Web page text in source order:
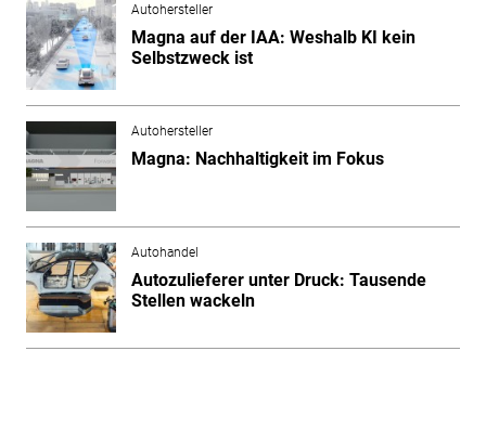
Autohersteller
Magna auf der IAA: Weshalb KI kein
Selbstzweck ist
Autohersteller
Magna: Nachhaltigkeit im Fokus
Autohandel
Autozulieferer unter Druck: Tausende
Stellen wackeln